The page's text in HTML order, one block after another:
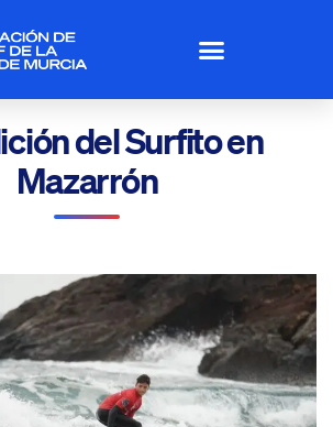
del Surfito en
Mazarrón